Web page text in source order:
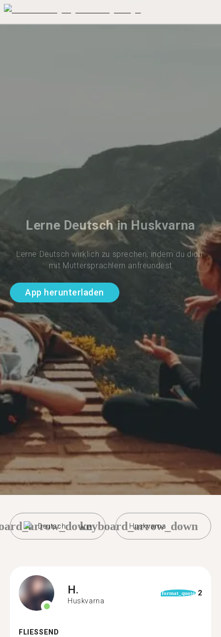
Lerne Deutsch in Huskvarna
Lerne Deutsch wirklich zu sprechen, indem du dich
mit Muttersprachlern anfreundest
App herunterladen
Deutsch Huskvarna
keyboard_arrow_down
H.
Huskvarna
format_quote 2
FLIESSEND